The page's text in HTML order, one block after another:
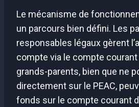
Le mécanisme de
un parcours bien défini. Les
responsables légaux gèrent
compte via le compte courant
grands-parents, bien que ne
directement sur le PEAC,
fonds sur le compte courant